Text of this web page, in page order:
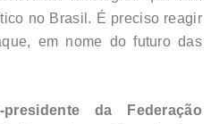
no Brasil. É preciso reagir
em nome do futuro das
da Federação